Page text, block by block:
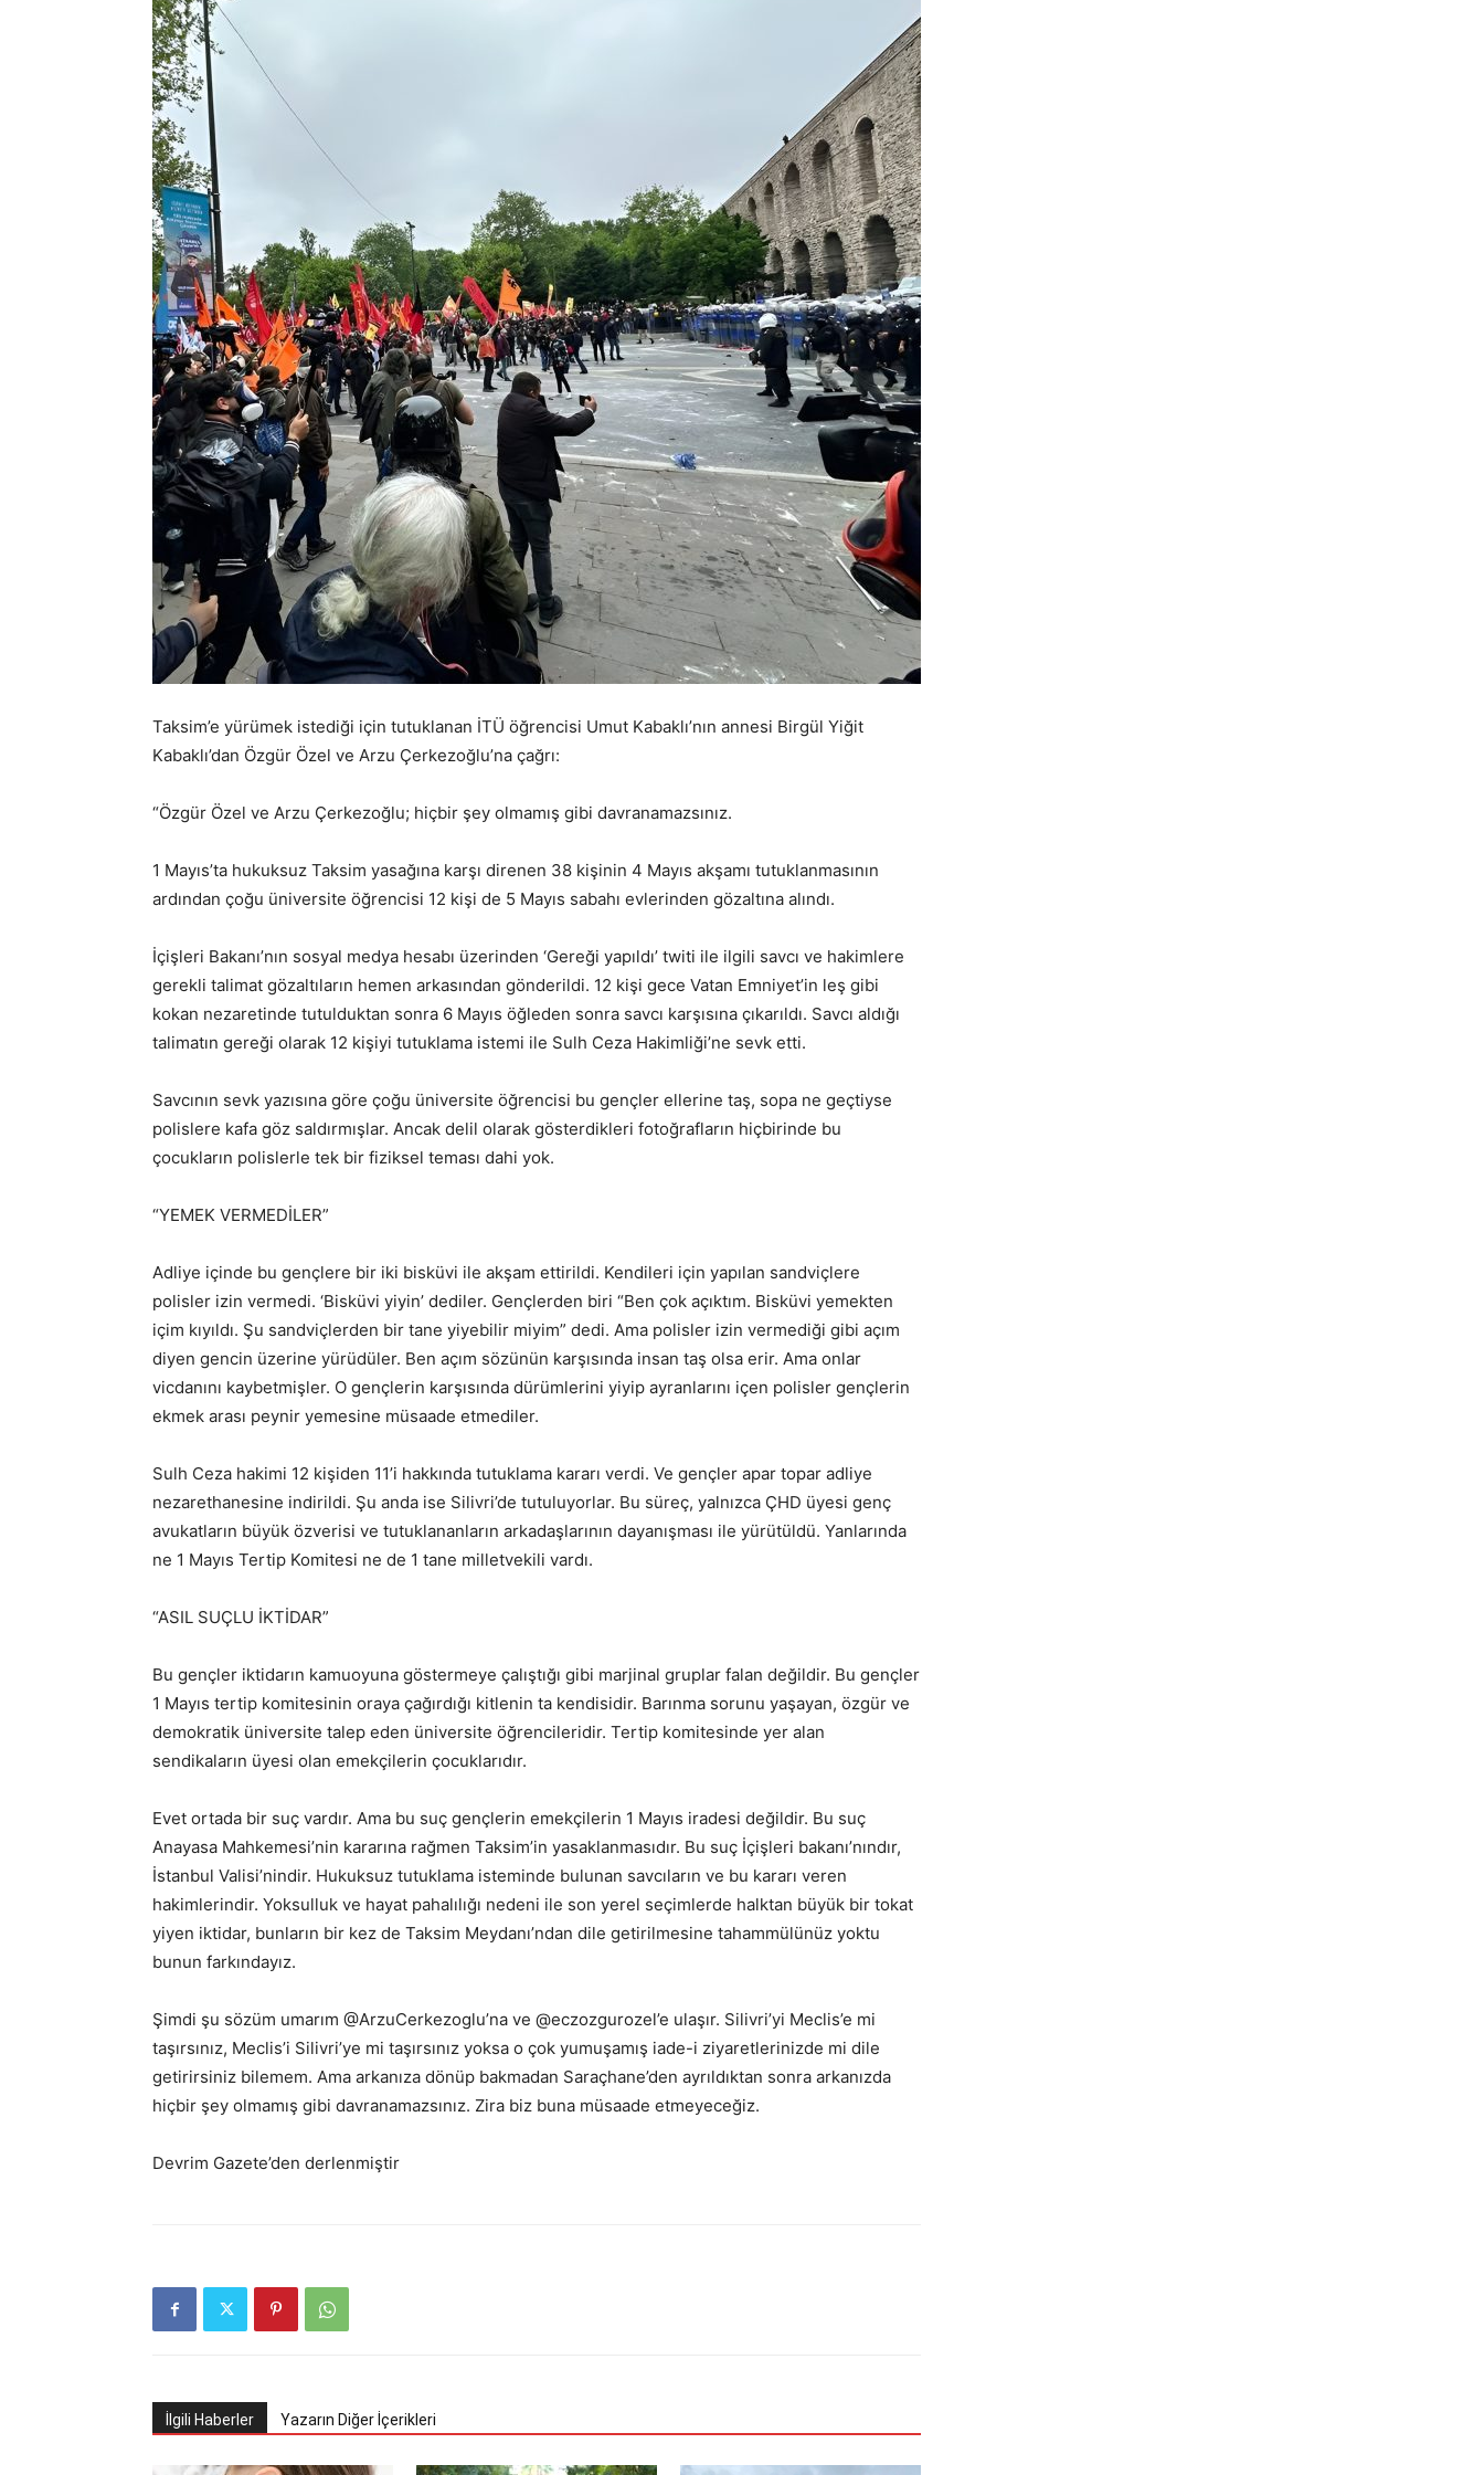
Taksim’e yürümek istediği için tutuklanan İTÜ öğrencisi Umut Kabaklı’nın annesi Birgül Yiğit
Kabaklı’dan Özgür Özel ve Arzu Çerkezoğlu’na çağrı:
“Özgür Özel ve Arzu Çerkezoğlu; hiçbir şey olmamış gibi davranamazsınız.
1 Mayıs’ta hukuksuz Taksim yasağına karşı direnen 38 kişinin 4 Mayıs akşamı tutuklanmasının
ardından çoğu üniversite öğrencisi 12 kişi de 5 Mayıs sabahı evlerinden gözaltına alındı.
İçişleri Bakanı’nın sosyal medya hesabı üzerinden ‘Gereği yapıldı’ twiti ile ilgili savcı ve hakimlere
gerekli talimat gözaltıların hemen arkasından gönderildi. 12 kişi gece Vatan Emniyet’in leş gibi
kokan nezaretinde tutulduktan sonra 6 Mayıs öğleden sonra savcı karşısına çıkarıldı. Savcı aldığı
talimatın gereği olarak 12 kişiyi tutuklama istemi ile Sulh Ceza Hakimliği’ne sevk etti.
Savcının sevk yazısına göre çoğu üniversite öğrencisi bu gençler ellerine taş, sopa ne geçtiyse
polislere kafa göz saldırmışlar. Ancak delil olarak gösterdikleri fotoğrafların hiçbirinde bu
çocukların polislerle tek bir fiziksel teması dahi yok.
“YEMEK VERMEDİLER”
Adliye içinde bu gençlere bir iki bisküvi ile akşam ettirildi. Kendileri için yapılan sandviçlere
polisler izin vermedi. ‘Bisküvi yiyin’ dediler. Gençlerden biri “Ben çok açıktım. Bisküvi yemekten
içim kıyıldı. Şu sandviçlerden bir tane yiyebilir miyim” dedi. Ama polisler izin vermediği gibi açım
diyen gencin üzerine yürüdüler. Ben açım sözünün karşısında insan taş olsa erir. Ama onlar
vicdanını kaybetmişler. O gençlerin karşısında dürümlerini yiyip ayranlarını içen polisler gençlerin
ekmek arası peynir yemesine müsaade etmediler.
Sulh Ceza hakimi 12 kişiden 11’i hakkında tutuklama kararı verdi. Ve gençler apar topar adliye
nezarethanesine indirildi. Şu anda ise Silivri’de tutuluyorlar. Bu süreç, yalnızca ÇHD üyesi genç
avukatların büyük özverisi ve tutuklananların arkadaşlarının dayanışması ile yürütüldü. Yanlarında
ne 1 Mayıs Tertip Komitesi ne de 1 tane milletvekili vardı.
“ASIL SUÇLU İKTİDAR”
Bu gençler iktidarın kamuoyuna göstermeye çalıştığı gibi marjinal gruplar falan değildir. Bu gençler
1 Mayıs tertip komitesinin oraya çağırdığı kitlenin ta kendisidir. Barınma sorunu yaşayan, özgür ve
demokratik üniversite talep eden üniversite öğrencileridir. Tertip komitesinde yer alan
sendikaların üyesi olan emekçilerin çocuklarıdır.
Evet ortada bir suç vardır. Ama bu suç gençlerin emekçilerin 1 Mayıs iradesi değildir. Bu suç
Anayasa Mahkemesi’nin kararına rağmen Taksim’in yasaklanmasıdır. Bu suç İçişleri bakanı’nındır,
İstanbul Valisi’nindir. Hukuksuz tutuklama isteminde bulunan savcıların ve bu kararı veren
hakimlerindir. Yoksulluk ve hayat pahalılığı nedeni ile son yerel seçimlerde halktan büyük bir tokat
yiyen iktidar, bunların bir kez de Taksim Meydanı’ndan dile getirilmesine tahammülünüz yoktu
bunun farkındayız.
Şimdi şu sözüm umarım @ArzuCerkezoglu’na ve @eczozgurozel’e ulaşır. Silivri’yi Meclis’e mi
taşırsınız, Meclis’i Silivri’ye mi taşırsınız yoksa o çok yumuşamış iade-i ziyaretlerinizde mi dile
getirirsiniz bilemem. Ama arkanıza dönüp bakmadan Saraçhane’den ayrıldıktan sonra arkanızda
hiçbir şey olmamış gibi davranamazsınız. Zira biz buna müsaade etmeyeceğiz.
Devrim Gazete’den derlenmiştir
İlgili Haberler Yazarın Diğer İçerikleri